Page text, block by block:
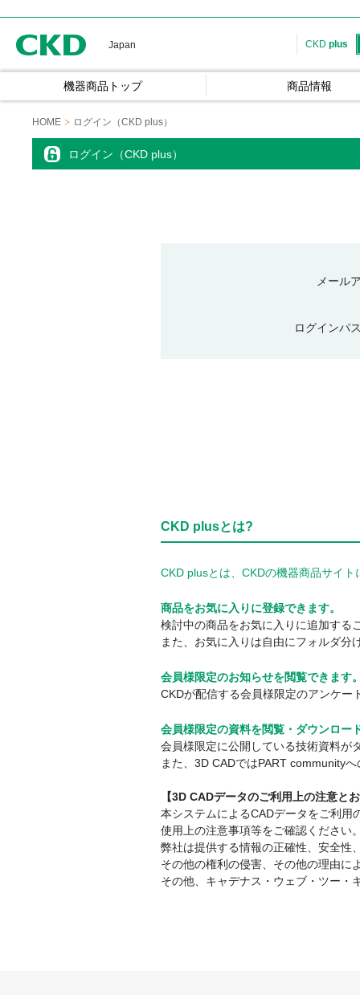
Japan CKD plus
機器商品トップ 商品情報
HOME ログイン（CKD plus）
ログイン（CKD plus）
メール
ログインパ
CKD plusとは?
CKD plusとは、CKDの機器商品サイ
商品をお気に入りに登録できます。
検討中の商品をお気に入りに追加する
また、お気に入りは自由にフォルダ
会員様限定のお知らせを閲覧できます
CKDが配信する会員様限定のアンケー
会員様限定の資料を閲覧・ダウンロー
会員様限定に公開している技術資料が
また、3D CADではPART community
【3D CADデータのご利用上の注意と
本システムによるCADデータをご利用
使用上の注意事項等をご確認ください
弊社は提供する情報の正確性、安全性
その他の権利の侵害、その他の理由に
その他、キャデナス・ウェブ・ツー・